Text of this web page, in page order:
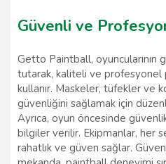
Güvenli ve
Getto Paintball, oyuncularının
tutarak, kaliteli ve profesyonel
kullanır. Maskeler, tüfekler ve
güvenliğini sağlamak için
Ayrıca, oyun öncesinde
bilgiler verilir. Ekipmanlar, her
rahatlık ve güven sağlar.